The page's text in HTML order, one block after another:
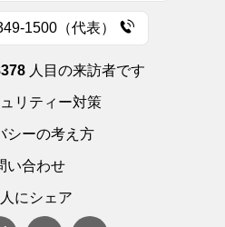
1500（代表）
人目の来訪者です
リティー対策
シーの考え方
い合わせ
にシェア